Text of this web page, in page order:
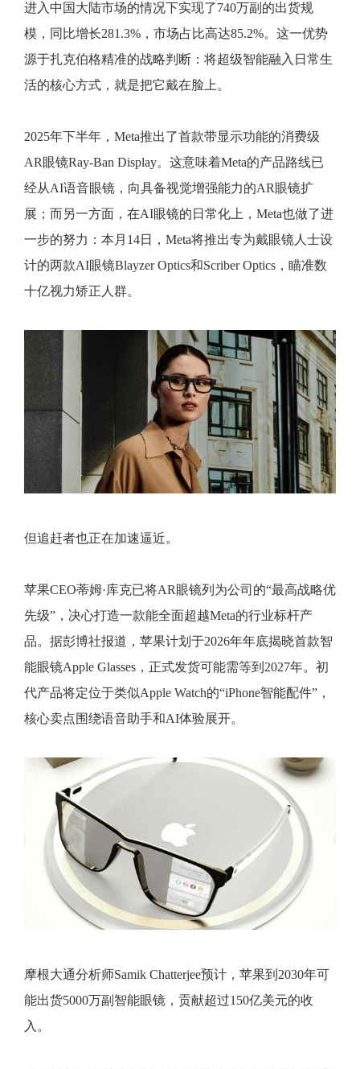
进入中国大陆市场的情况下实现了740万副的出货规
模，同比增长281.3%，市场占比高达85.2%。这一优势
源于扎克伯格精准的战略判断：将超级智能融入日常生
活的核心方式，就是把它戴在脸上。
2025年下半年，Meta推出了首款带显示功能的消费级
AR眼镜Ray-Ban Display。这意味着Meta的产品路线已
经从AI语音眼镜，向具备视觉增强能力的AR眼镜扩
展；而另一方面，在AI眼镜的日常化上，Meta也做了进
一步的努力：本月14日，Meta将推出专为戴眼镜人士设
计的两款AI眼镜Blayzer Optics和Scriber Optics，瞄准数
十亿视力矫正人群。
但追赶者也正在加速逼近。
苹果CEO蒂姆·库克已将AR眼镜列为公司的“最高战略优
先级”，决心打造一款能全面超越Meta的行业标杆产
品。据彭博社报道，苹果计划于2026年年底揭晓首款智
能眼镜Apple Glasses，正式发货可能需等到2027年。初
代产品将定位于类似Apple Watch的“iPhone智能配件”，
核心卖点围绕语音助手和AI体验展开。
摩根大通分析师Samik Chatterjee预计，苹果到2030年可
能出货5000万副智能眼镜，贡献超过150亿美元的收
入。